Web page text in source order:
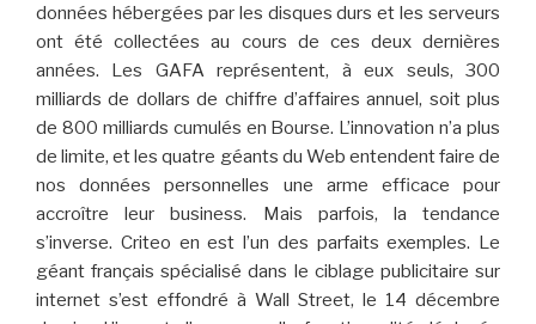
données hébergées par les disques durs et les serveurs
ont été collectées au cours de ces deux dernières
années. Les GAFA représentent, à eux seuls, 300
milliards de dollars de chiffre d’affaires annuel, soit plus
de 800 milliards cumulés en Bourse. L’innovation n’a plus
de limite, et les quatre géants du Web entendent faire de
nos données personnelles une arme efficace pour
accroître leur business. Mais parfois, la tendance
s’inverse. Criteo en est l’un des parfaits exemples. Le
géant français spécialisé dans le ciblage publicitaire sur
internet s’est effondré à Wall Street, le 14 décembre